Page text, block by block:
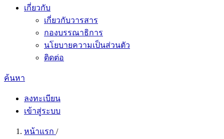
เกี่ยวกับ
เกี่ยวกับวารสาร
กองบรรณาธิการ
นโยบายความเป็นส่วนตัว
ติดต่อ
ค้นหา
ลงทะเบียน
เข้าสู่ระบบ
หน้าแรก /